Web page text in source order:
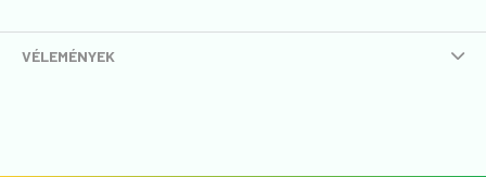
VÉLEMÉNYEK